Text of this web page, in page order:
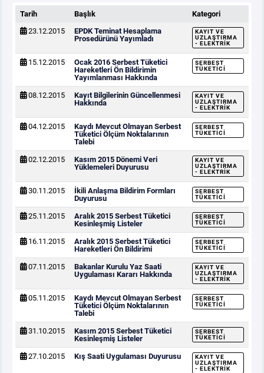
Tarih Başlık
Kategori
23.12.2015
EPDK Teminat Hesaplama
Prosedürünü Yayımladı
KAYIT VE
UZLAŞTIRMA
- ELEKTRIK
15.12.2015
Ocak 2016 Serbest Tüketici
Hareketleri Ön Bildirimin
Yayımlanması Hakkında
SERBEST
TÜKETICI
08.12.2015
Kayıt Bilgilerinin Güncellenmesi
Hakkında
KAYIT VE
UZLAŞTIRMA
- ELEKTRIK
04.12.2015
Kaydı Mevcut Olmayan Serbest
Tüketici Ölçüm Noktalarının
Talebi
SERBEST
TÜKETICI
02.12.2015
Kasım 2015 Dönemi Veri
Yüklemeleri Duyurusu
KAYIT VE
UZLAŞTIRMA
- ELEKTRIK
30.11.2015
İkili Anlaşma Bildirim Formları
Duyurusu
SERBEST
TÜKETICI
25.11.2015
Aralık 2015 Serbest Tüketici
Kesinleşmiş Listeler
SERBEST
TÜKETICI
16.11.2015
Aralık 2015 Serbest Tüketici
Hareketleri Ön Bildirimi
SERBEST
TÜKETICI
07.11.2015
Bakanlar Kurulu Yaz Saati
Uygulaması Kararı Hakkında
KAYIT VE
UZLAŞTIRMA
- ELEKTRIK
05.11.2015
Kaydı Mevcut Olmayan Serbest
Tüketici Ölçüm Noktalarının
Talebi
SERBEST
TÜKETICI
31.10.2015
Kasım 2015 Serbest Tüketici
Kesinleşmiş Listeler
SERBEST
TÜKETICI
27.10.2015 Kış Saati Uygulaması Duyurusu
KAYIT VE
UZLAŞTIRMA
- ELEKTRIK